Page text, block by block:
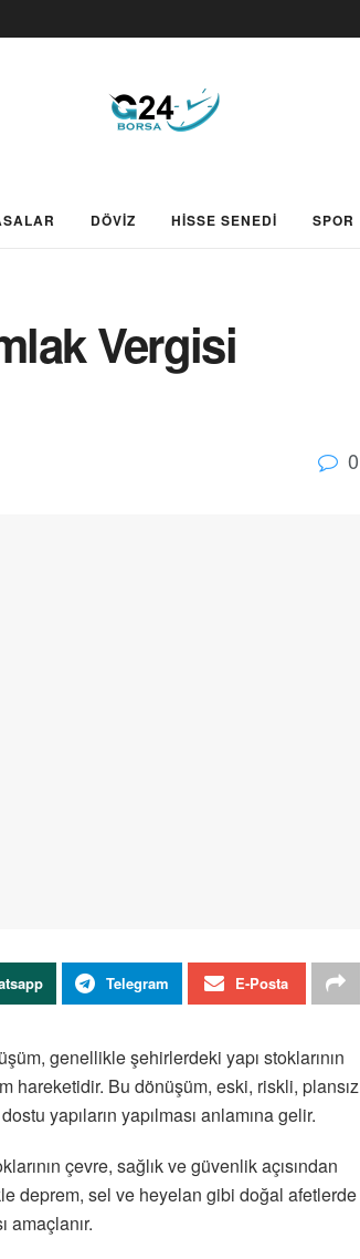
DÖVİZ HİSSE SENEDİ SPOR
Vergisi
0
Telegram E-Posta
genellikle şehirlerdeki yapı stoklarının
hareketidir. Bu dönüşüm, eski, riskli, plansız
yapıların yapılması anlamına gelir.
çevre, sağlık ve güvenlik açısından
deprem, sel ve heyelan gibi doğal afetlerde
amaçlanır.